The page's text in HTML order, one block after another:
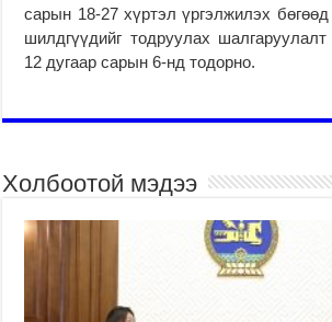
сарын 18-27 хүртэл үргэлжилэх
шилдгүүдийг тодруулах
12 дугаар сарын 6-нд тодорно.
Холбоотой мэдээ